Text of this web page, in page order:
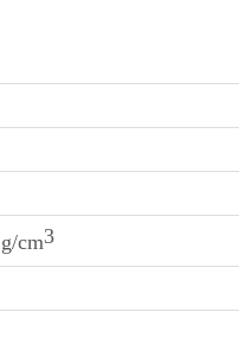
cm3